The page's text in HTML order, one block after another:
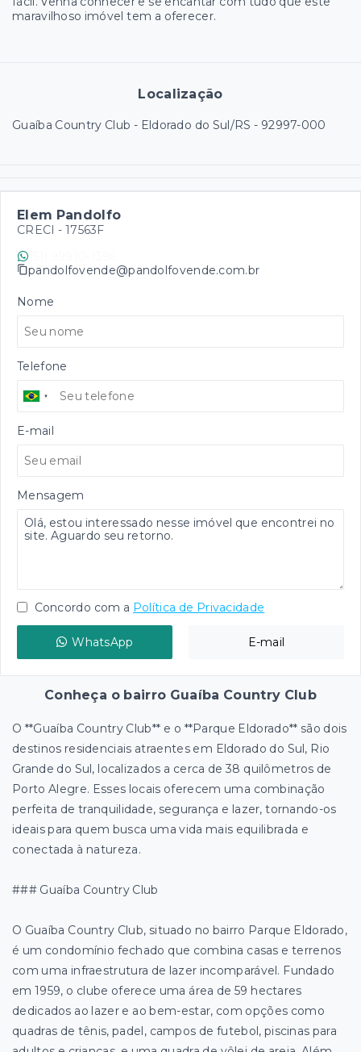
maravilhoso imóvel tem a oferecer.
Localização
Guaíba Country Club - Eldorado do Sul/RS - 92997-000
Elem Pandolfo
CRECI - 17563F
pandolfovende@pandolfovende.com.br
Nome
Telefone
E-mail
Mensagem
Concordo com a Política de Privacidade
WhatsApp E-mail
Conheça o bairro Guaíba Country Club
O **Guaíba Country Club** e o **Parque Eldorado** são dois
destinos residenciais atraentes em Eldorado do Sul, Rio
Grande do Sul, localizados a cerca de 38 quilômetros de
Porto Alegre. Esses locais oferecem uma combinação
perfeita de tranquilidade, segurança e lazer, tornando-os
ideais para quem busca uma vida mais equilibrada e
conectada à natureza.
### Guaíba Country Club
O Guaíba Country Club, situado no bairro Parque Eldorado,
é um condomínio fechado que combina casas e terrenos
com uma infraestrutura de lazer incomparável. Fundado
em 1959, o clube oferece uma área de 59 hectares
dedicados ao lazer e ao bem-estar, com opções como
quadras de tênis, padel, campos de futebol, piscinas para